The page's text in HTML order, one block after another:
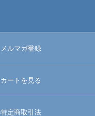
メルマガ登録
カートを見る
特定商取引法